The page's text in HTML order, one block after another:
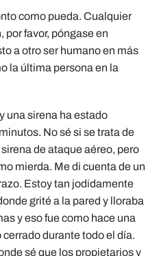
como pueda. Cualquier
por favor, póngase en
a otro ser humano en más
la última persona en la
una sirena ha estado
No sé si se trata de
de ataque aéreo, pero
mierda. Me di cuenta de un
Estoy tan jodidamente
grité a la pared y lloraba
y eso fue como hace una
durante todo el día.
sé que los propietarios y